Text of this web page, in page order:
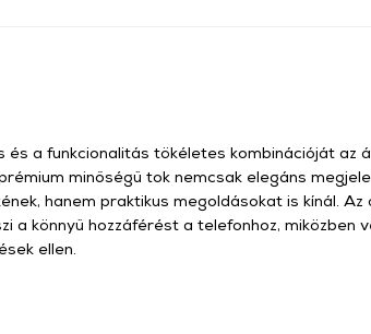
és a funkcionalitás tökéletes kombinációját az
minőségű tok nemcsak elegáns
hanem praktikus megoldásokat is kínál. Az
a könnyű hozzáférést a telefonhoz, miközben
ellen.